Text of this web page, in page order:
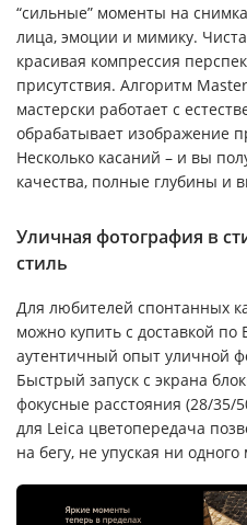
“сильные” моменты на
лица, эмоции и мимику.
красивая компрессия
присутствия. Алгоритм
мастерски работает с
обрабатывает изображение
Несколько касаний – и вы
качества, полные глубины и
Уличная фотография в
стиль
Для любителей спонтанных
можно купить с доставкой по
аутентичный опыт уличной
Быстрый запуск с экрана
фокусные расстояния (28/35/
для Leica цветопередача
на бегу, не упуская ни